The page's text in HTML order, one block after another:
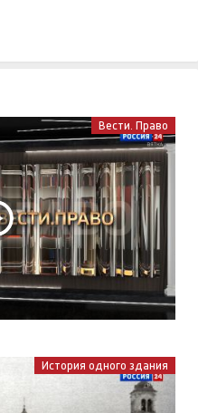
Вести. Право
История одного здания